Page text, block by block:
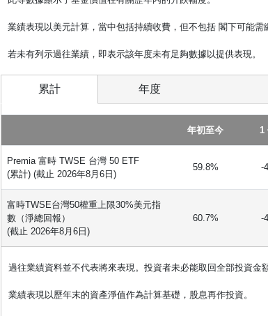
業績表現以美元計算，當中包括持續收費，但不包括 閣下可能
若未有列示過往業績，即表示該年度未有足夠數據以提供表現。
累計 年度
年初至今 1
Premia 富時 TWSE 台灣 50 ETF
(累計) (截止 2026年8月6日)
59.8% -
富時TWSE台灣50權重上限30%美元指
數（淨總回報）
(截止 2026年8月6日)
60.7% -
過往業績資料並不代表將來表現。投資者未必能取回全部投資金
業績表現以歷年末的資產淨值作為計算基礎，股息再作投資。